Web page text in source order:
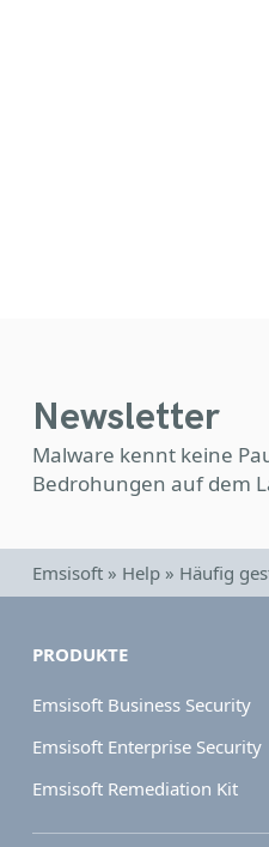
Newsletter
Malware kennt keine
Bedrohungen auf dem
Emsisoft » Help » Häufig
PRODUKTE
Emsisoft Business Security
Emsisoft Enterprise Security
Emsisoft Remediation Kit